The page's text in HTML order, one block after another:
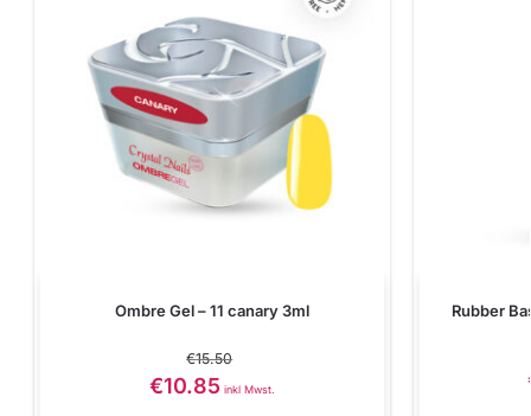
Ombre Gel – 11 canary 3ml
€15.50
€10.85 inkl Mwst.
Rubber